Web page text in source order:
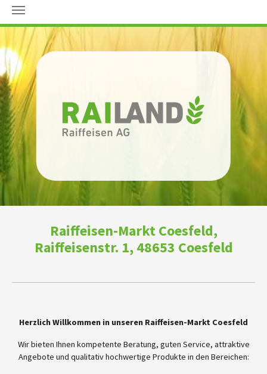
Zum Hauptinhalt springen
Raiffeisen-Markt Coesfeld,
Raiffeisenstr. 1, 48653 Coesfeld
Herzlich Willkommen in unseren Raiffeisen-Markt Coesfeld
Wir bieten Ihnen kompetente Beratung, guten Service, attraktive
Angebote und qualitativ hochwertige Produkte in den Bereichen: